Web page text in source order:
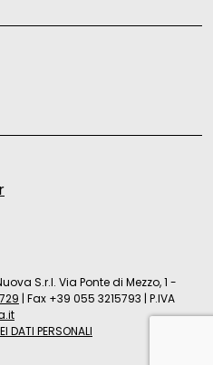
S.r.l. Via Ponte di Mezzo, 1 -
| Fax +39 055 3215793 | P.IVA
DATI PERSONALI